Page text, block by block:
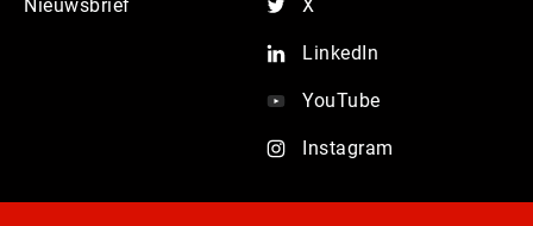
Nieuwsbrief X
LinkedIn
YouTube
Instagram